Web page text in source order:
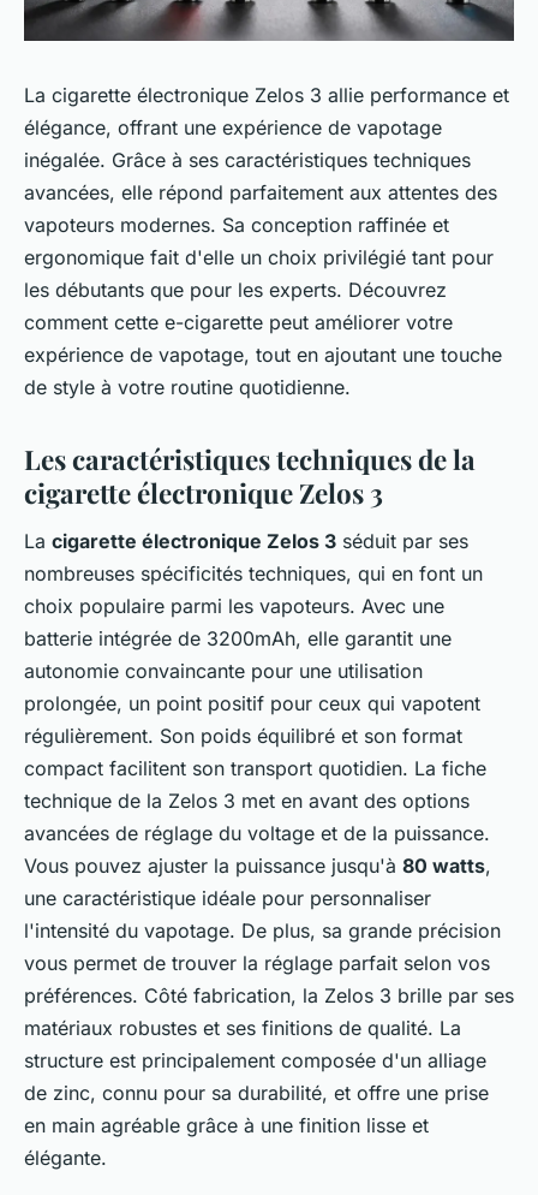
La cigarette électronique Zelos 3 allie performance et
élégance, offrant une expérience de vapotage
inégalée. Grâce à ses caractéristiques techniques
avancées, elle répond parfaitement aux attentes des
vapoteurs modernes. Sa conception raffinée et
ergonomique fait d'elle un choix privilégié tant pour
les débutants que pour les experts. Découvrez
comment cette e-cigarette peut améliorer votre
expérience de vapotage, tout en ajoutant une touche
de style à votre routine quotidienne.
Les caractéristiques techniques de la
cigarette électronique Zelos 3
La cigarette électronique Zelos 3 séduit par ses
nombreuses spécificités techniques, qui en font un
choix populaire parmi les vapoteurs. Avec une
batterie intégrée de 3200mAh, elle garantit une
autonomie convaincante pour une utilisation
prolongée, un point positif pour ceux qui vapotent
régulièrement. Son poids équilibré et son format
compact facilitent son transport quotidien. La fiche
technique de la Zelos 3 met en avant des options
avancées de réglage du voltage et de la puissance.
Vous pouvez ajuster la puissance jusqu'à 80 watts,
une caractéristique idéale pour personnaliser
l'intensité du vapotage. De plus, sa grande précision
vous permet de trouver la réglage parfait selon vos
préférences. Côté fabrication, la Zelos 3 brille par ses
matériaux robustes et ses finitions de qualité. La
structure est principalement composée d'un alliage
de zinc, connu pour sa durabilité, et offre une prise
en main agréable grâce à une finition lisse et
élégante.